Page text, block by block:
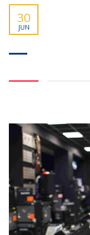
30
JUN